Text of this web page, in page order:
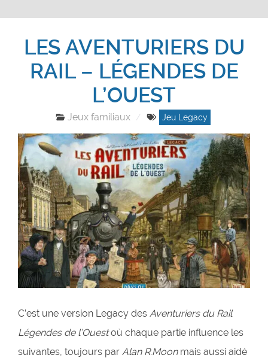
LES AVENTURIERS DU
RAIL – LÉGENDES DE
L’OUEST
Jeux familiaux Jeu Legacy
C’est une version Legacy des Aventuriers du Rail
Légendes de l’Ouestoù chaque partie influence les
suivantes, toujours par Alan R.Moonmais aussi aidé